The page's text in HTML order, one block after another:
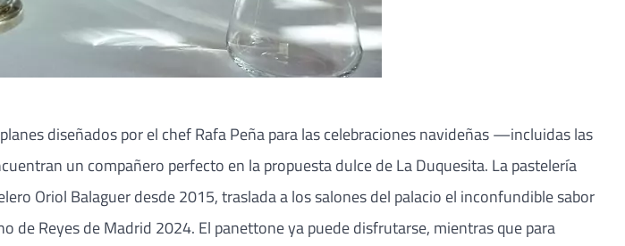
diseñados por el chef Rafa Peña para las celebraciones navideñas —incluidas las
un compañero perfecto en la propuesta dulce de La Duquesita. La pastelería
Oriol Balaguer desde 2015, traslada a los salones del palacio el inconfundible sabor
de Reyes de Madrid 2024. El panettone ya puede disfrutarse, mientras que para